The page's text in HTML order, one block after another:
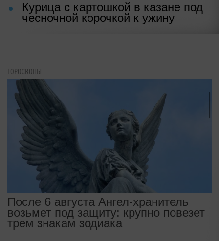
Курица с картошкой в казане под
чесночной корочкой к ужину
ГОРОСКОПЫ
После 6 августа Ангел-хранитель
возьмет под защиту: крупно повезет
трем знакам зодиака